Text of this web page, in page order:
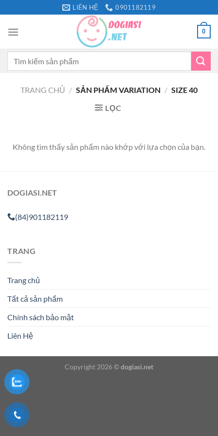
qua
nội
LIÊN HỆ 0901182119
0
TRANG CHỦ / SẢN PHẨM VARIATION / SIZE 40
LỌC
Không tìm thấy sản phẩm nào khớp với lựa chọn của bạn.
DOGIASI.NET
(84)901182119
TRANG
Trang chủ
Tất cả sản phẩm
Chính sách bảo mật
Liên Hệ
Copyright 2026 ©dogiasi.net